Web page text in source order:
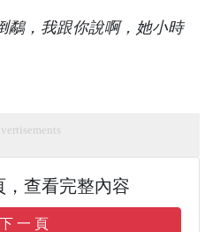
鷸，我跟你說啊，她小時
，查看完整內容
下 一 頁